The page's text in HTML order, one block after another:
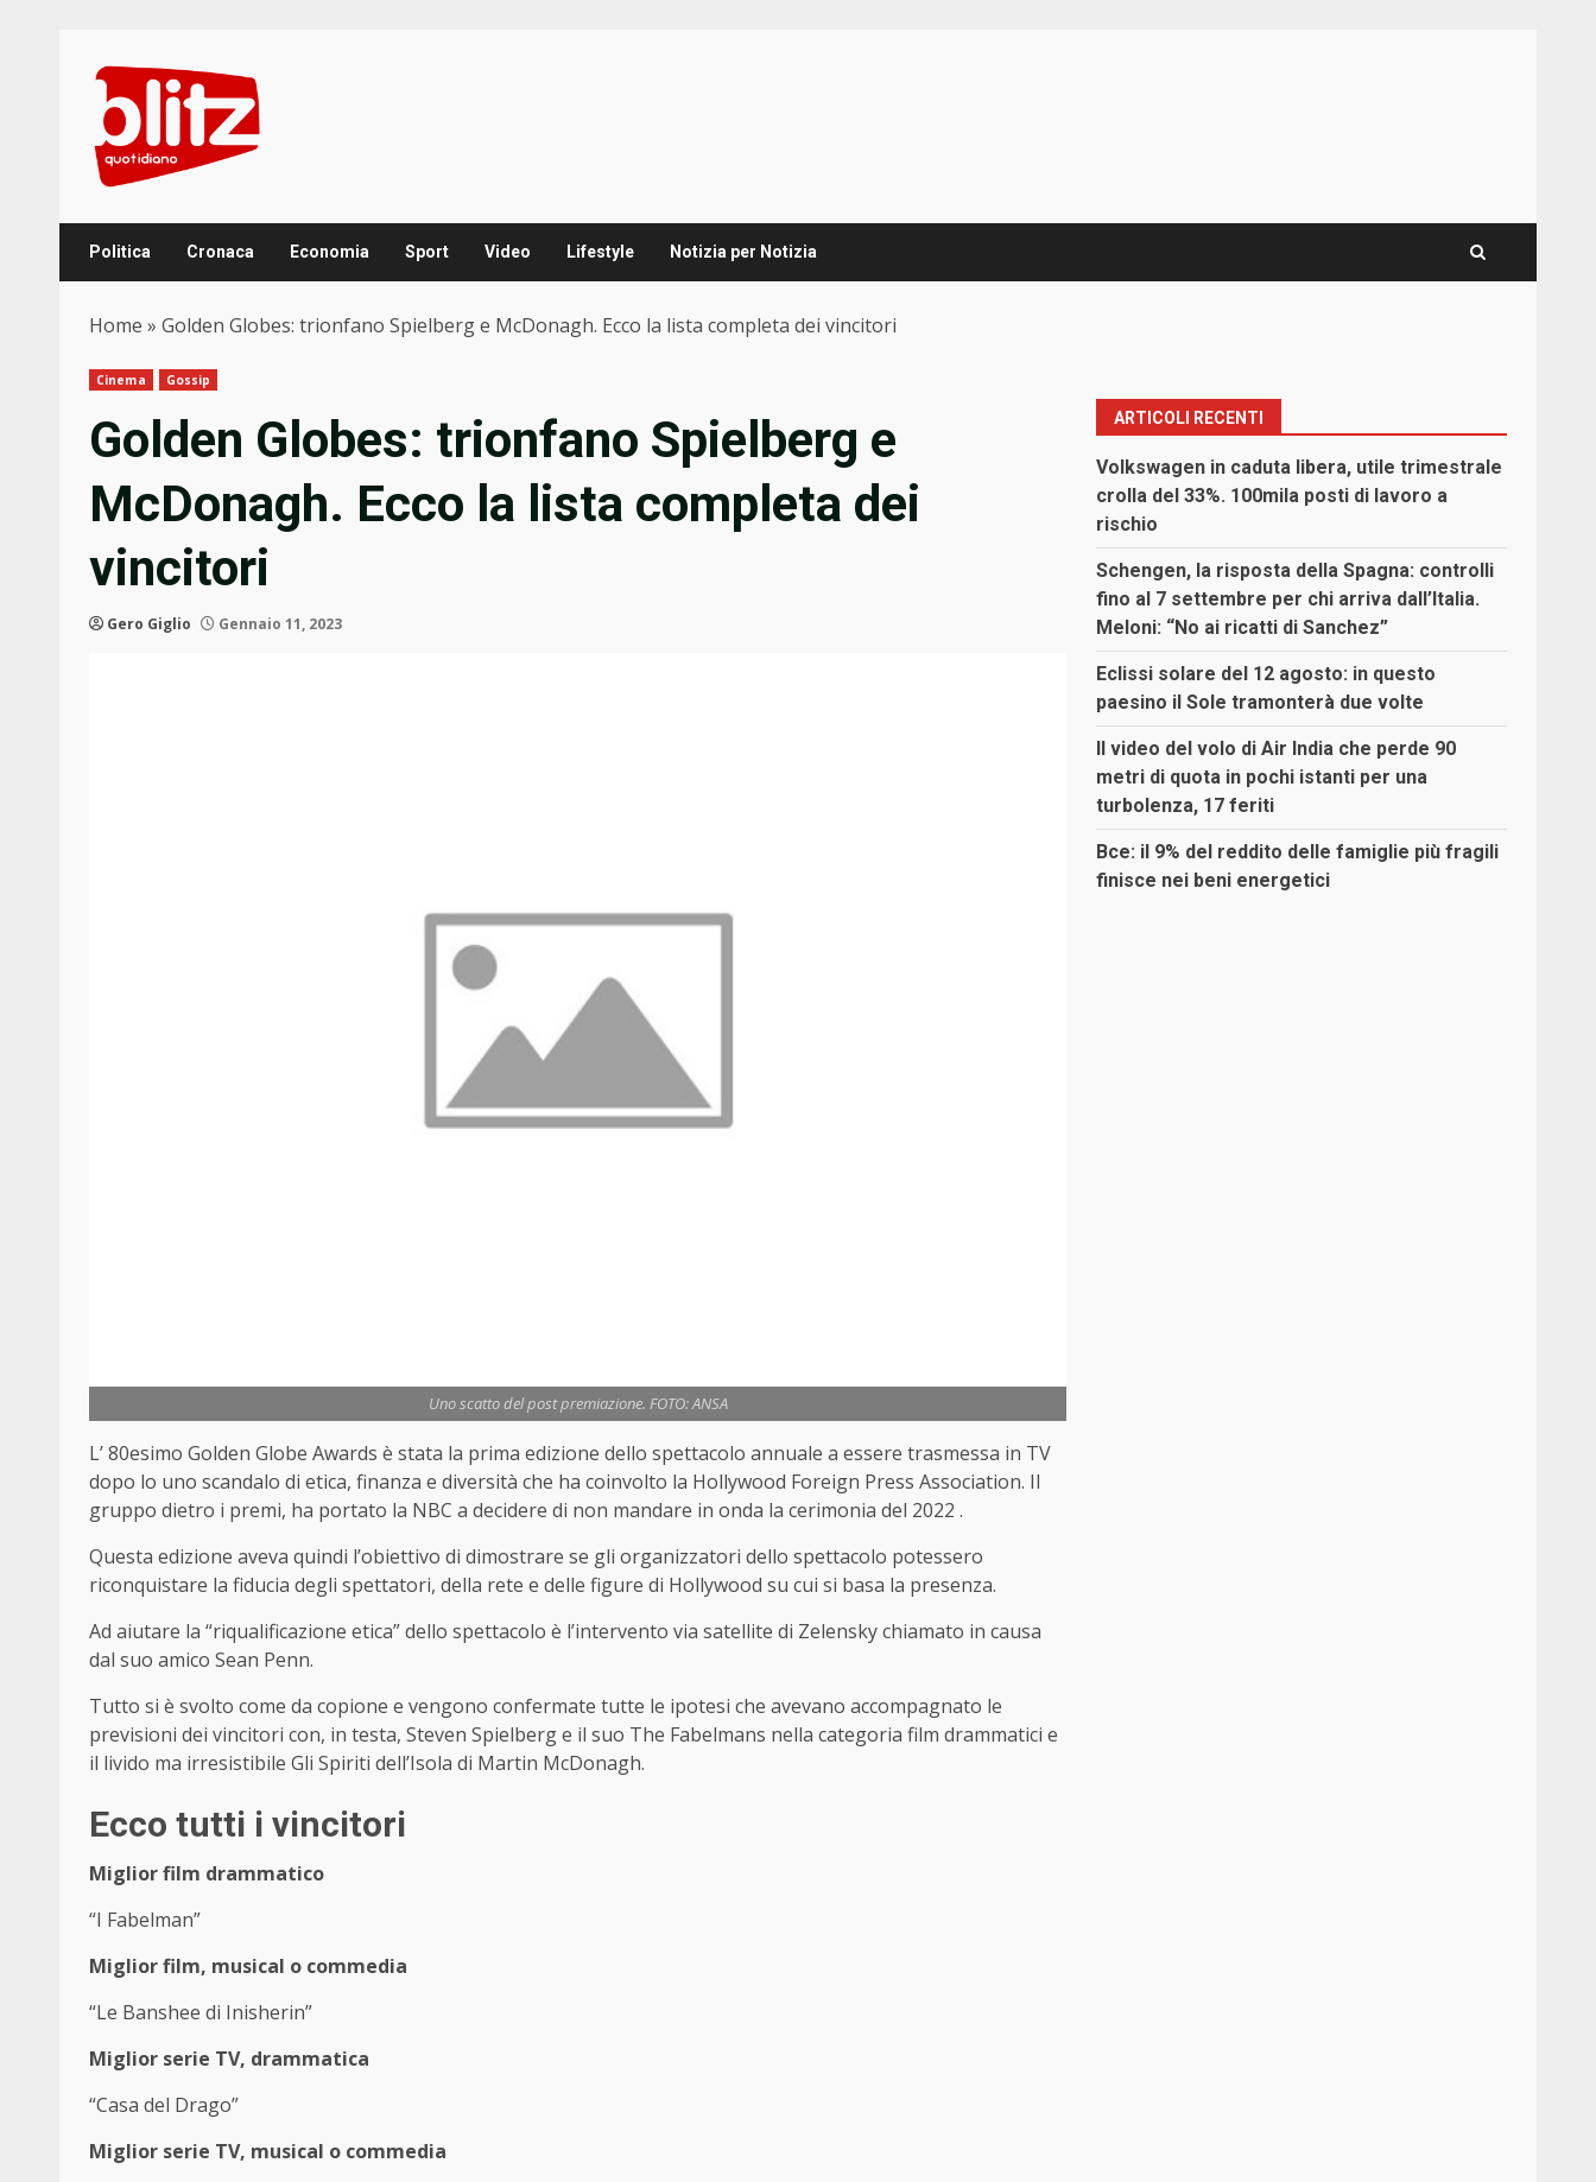
content
Politica Cronaca Economia Sport Video Lifestyle Notizia per Notizia
Home » Golden Globes: trionfano Spielberg e McDonagh. Ecco la lista completa dei vincitori
Cinema Gossip
Golden Globes: trionfano Spielberg e
McDonagh. Ecco la lista completa dei
vincitori
Gero Giglio Gennaio 11, 2023
Uno scatto del post premiazione. FOTO: ANSA
L’ 80esimo Golden Globe Awards è stata la prima edizione dello spettacolo annuale a essere trasmessa in TV
dopo lo uno scandalo di etica, finanza e diversità che ha coinvolto la Hollywood Foreign Press Association. Il
gruppo dietro i premi, ha portato la NBC a decidere di non mandare in onda la cerimonia del 2022 .
Questa edizione aveva quindi l’obiettivo di dimostrare se gli organizzatori dello spettacolo potessero
riconquistare la fiducia degli spettatori, della rete e delle figure di Hollywood su cui si basa la presenza.
Ad aiutare la “riqualificazione etica” dello spettacolo è l’intervento via satellite di Zelensky chiamato in causa
dal suo amico Sean Penn.
Tutto si è svolto come da copione e vengono confermate tutte le ipotesi che avevano accompagnato le
previsioni dei vincitori con, in testa, Steven Spielberg e il suo The Fabelmans nella categoria film drammatici e
il livido ma irresistibile Gli Spiriti dell’Isola di Martin McDonagh.
Ecco tutti i vincitori
Miglior film drammatico
“I Fabelman”
Miglior film, musical o commedia
“Le Banshee di Inisherin”
Miglior serie TV, drammatica
“Casa del Drago”
Miglior serie TV, musical o commedia
ARTICOLI RECENTI
Volkswagen in caduta libera, utile trimestrale
crolla del 33%. 100mila posti di lavoro a
rischio
Schengen, la risposta della Spagna: controlli
fino al 7 settembre per chi arriva dall’Italia.
Meloni: “No ai ricatti di Sanchez”
Eclissi solare del 12 agosto: in questo
paesino il Sole tramonterà due volte
Il video del volo di Air India che perde 90
metri di quota in pochi istanti per una
turbolenza, 17 feriti
Bce: il 9% del reddito delle famiglie più fragili
finisce nei beni energetici